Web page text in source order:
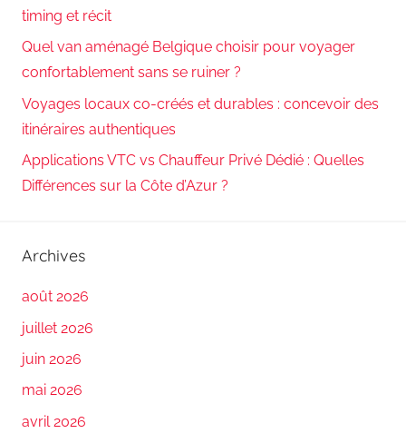
timing et récit
Quel van aménagé Belgique choisir pour voyager
confortablement sans se ruiner ?
Voyages locaux co-créés et durables : concevoir des
itinéraires authentiques
Applications VTC vs Chauffeur Privé Dédié : Quelles
Différences sur la Côte d’Azur ?
Archives
août 2026
juillet 2026
juin 2026
mai 2026
avril 2026